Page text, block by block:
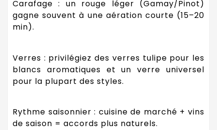
Carafage : un rouge léger (Gamay/Pinot)
gagne souvent à une aération courte (15–20
min).
Verres : privilégiez des verres tulipe pour les
blancs aromatiques et un verre universel
pour la plupart des styles.
Rythme saisonnier : cuisine de marché + vins
de saison = accords plus naturels.